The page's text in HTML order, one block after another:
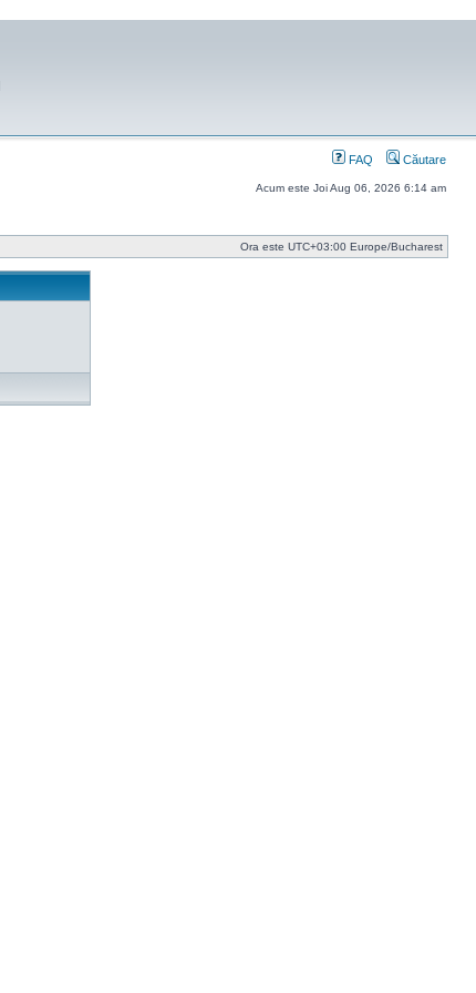
FAQ Căutare
Acum este Joi Aug 06, 2026 6:14 am
Ora este UTC+03:00 Europe/Bucharest